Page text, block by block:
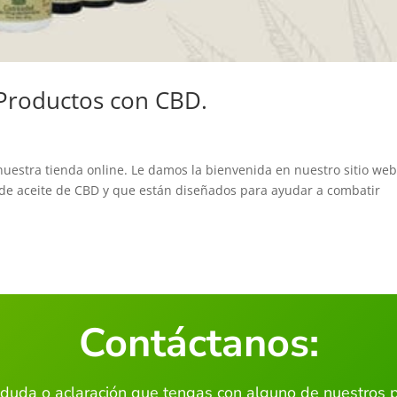
con CBD.
tienda online. Le damos la bienvenida en nuestro sitio
aceite de CBD y que están diseñados para ayudar a combatir
Contáctanos:
o aclaración que tengas con alguno de nuestros